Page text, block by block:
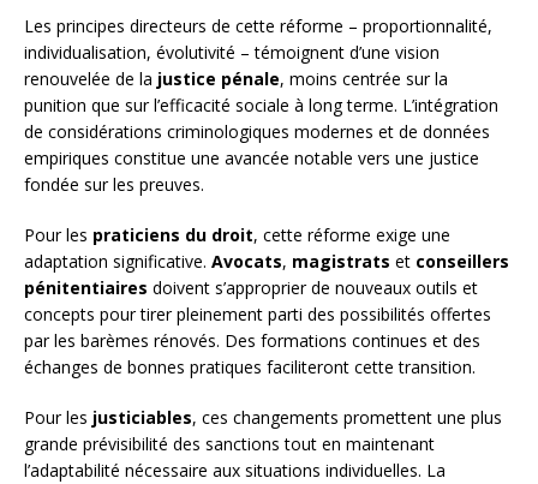
Les principes directeurs de cette réforme – proportionnalité,
individualisation, évolutivité – témoignent d’une vision
renouvelée de la justice pénale, moins centrée sur la
punition que sur l’efficacité sociale à long terme. L’intégration
de considérations criminologiques modernes et de données
empiriques constitue une avancée notable vers une justice
fondée sur les preuves.
Pour les praticiens du droit, cette réforme exige une
adaptation significative. Avocats, magistrats et conseillers
pénitentiaires doivent s’approprier de nouveaux outils et
concepts pour tirer pleinement parti des possibilités offertes
par les barèmes rénovés. Des formations continues et des
échanges de bonnes pratiques faciliteront cette transition.
Pour les justiciables, ces changements promettent une plus
grande prévisibilité des sanctions tout en maintenant
l’adaptabilité nécessaire aux situations individuelles. La